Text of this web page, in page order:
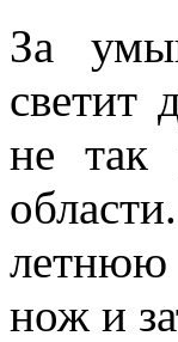
За
светит
не так
летнюю
нож и